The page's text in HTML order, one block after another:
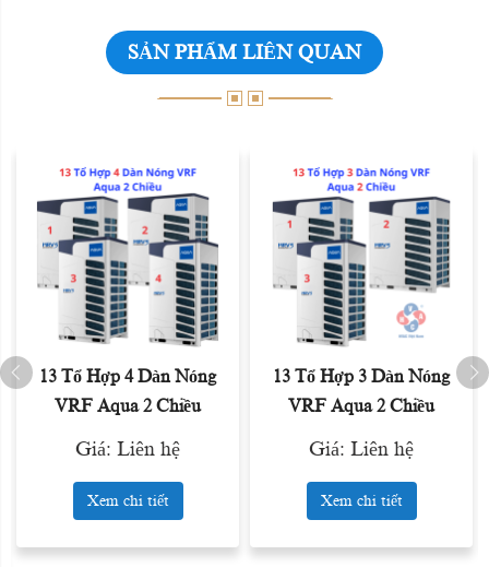
SẢN PHẨM LIÊN QUAN
13 Tổ Hợp 4 Dàn Nóng
VRF Aqua 2 Chiều
Giá: Liên hệ
Xem chi tiết
13 Tổ Hợp 3 Dàn Nóng
VRF Aqua 2 Chiều
Giá: Liên hệ
Xem chi tiết